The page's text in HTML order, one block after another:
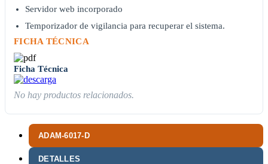
ADAM-6017-D
DETALLES
Servidor web incorporado
Temporizador de vigilancia para recuperar el sistema.
FICHA TÉCNICA
Ficha Técnica
No hay productos relacionados.